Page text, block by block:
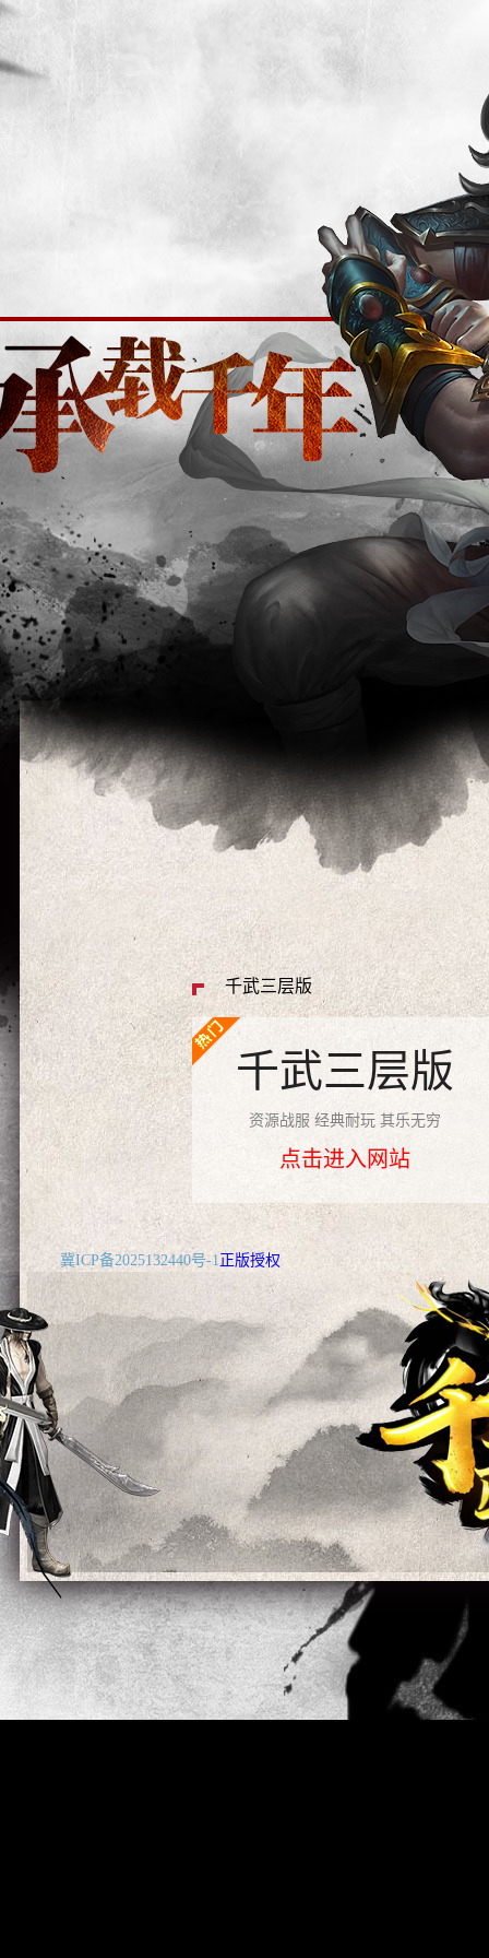
千武三层版
千武三层版
资源战服 经典耐玩 其乐无穷
点击进入网站
冀ICP备2025132440号-1 正版授权